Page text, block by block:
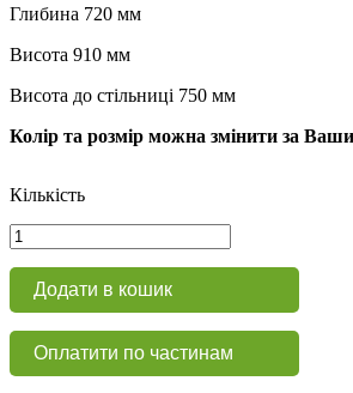
Глибина 720 мм
Висота 910 мм
Висота до стільниці 750 мм
Колір та розмір можна змінити за
Кількість
Комп'ютерний
стіл
ігровий
полицями
ГС
113
Додати в кошик
Оплатити по частинам